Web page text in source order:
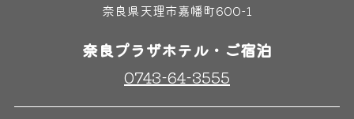
奈良県天理市嘉幡町600-1
奈良プラザホテル・ご宿泊
0743-64-3555